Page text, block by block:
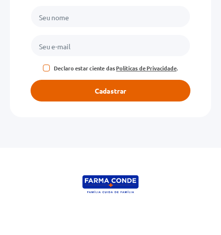
Declaro estar ciente dasPolíticas de Privacidade.
Cadastrar